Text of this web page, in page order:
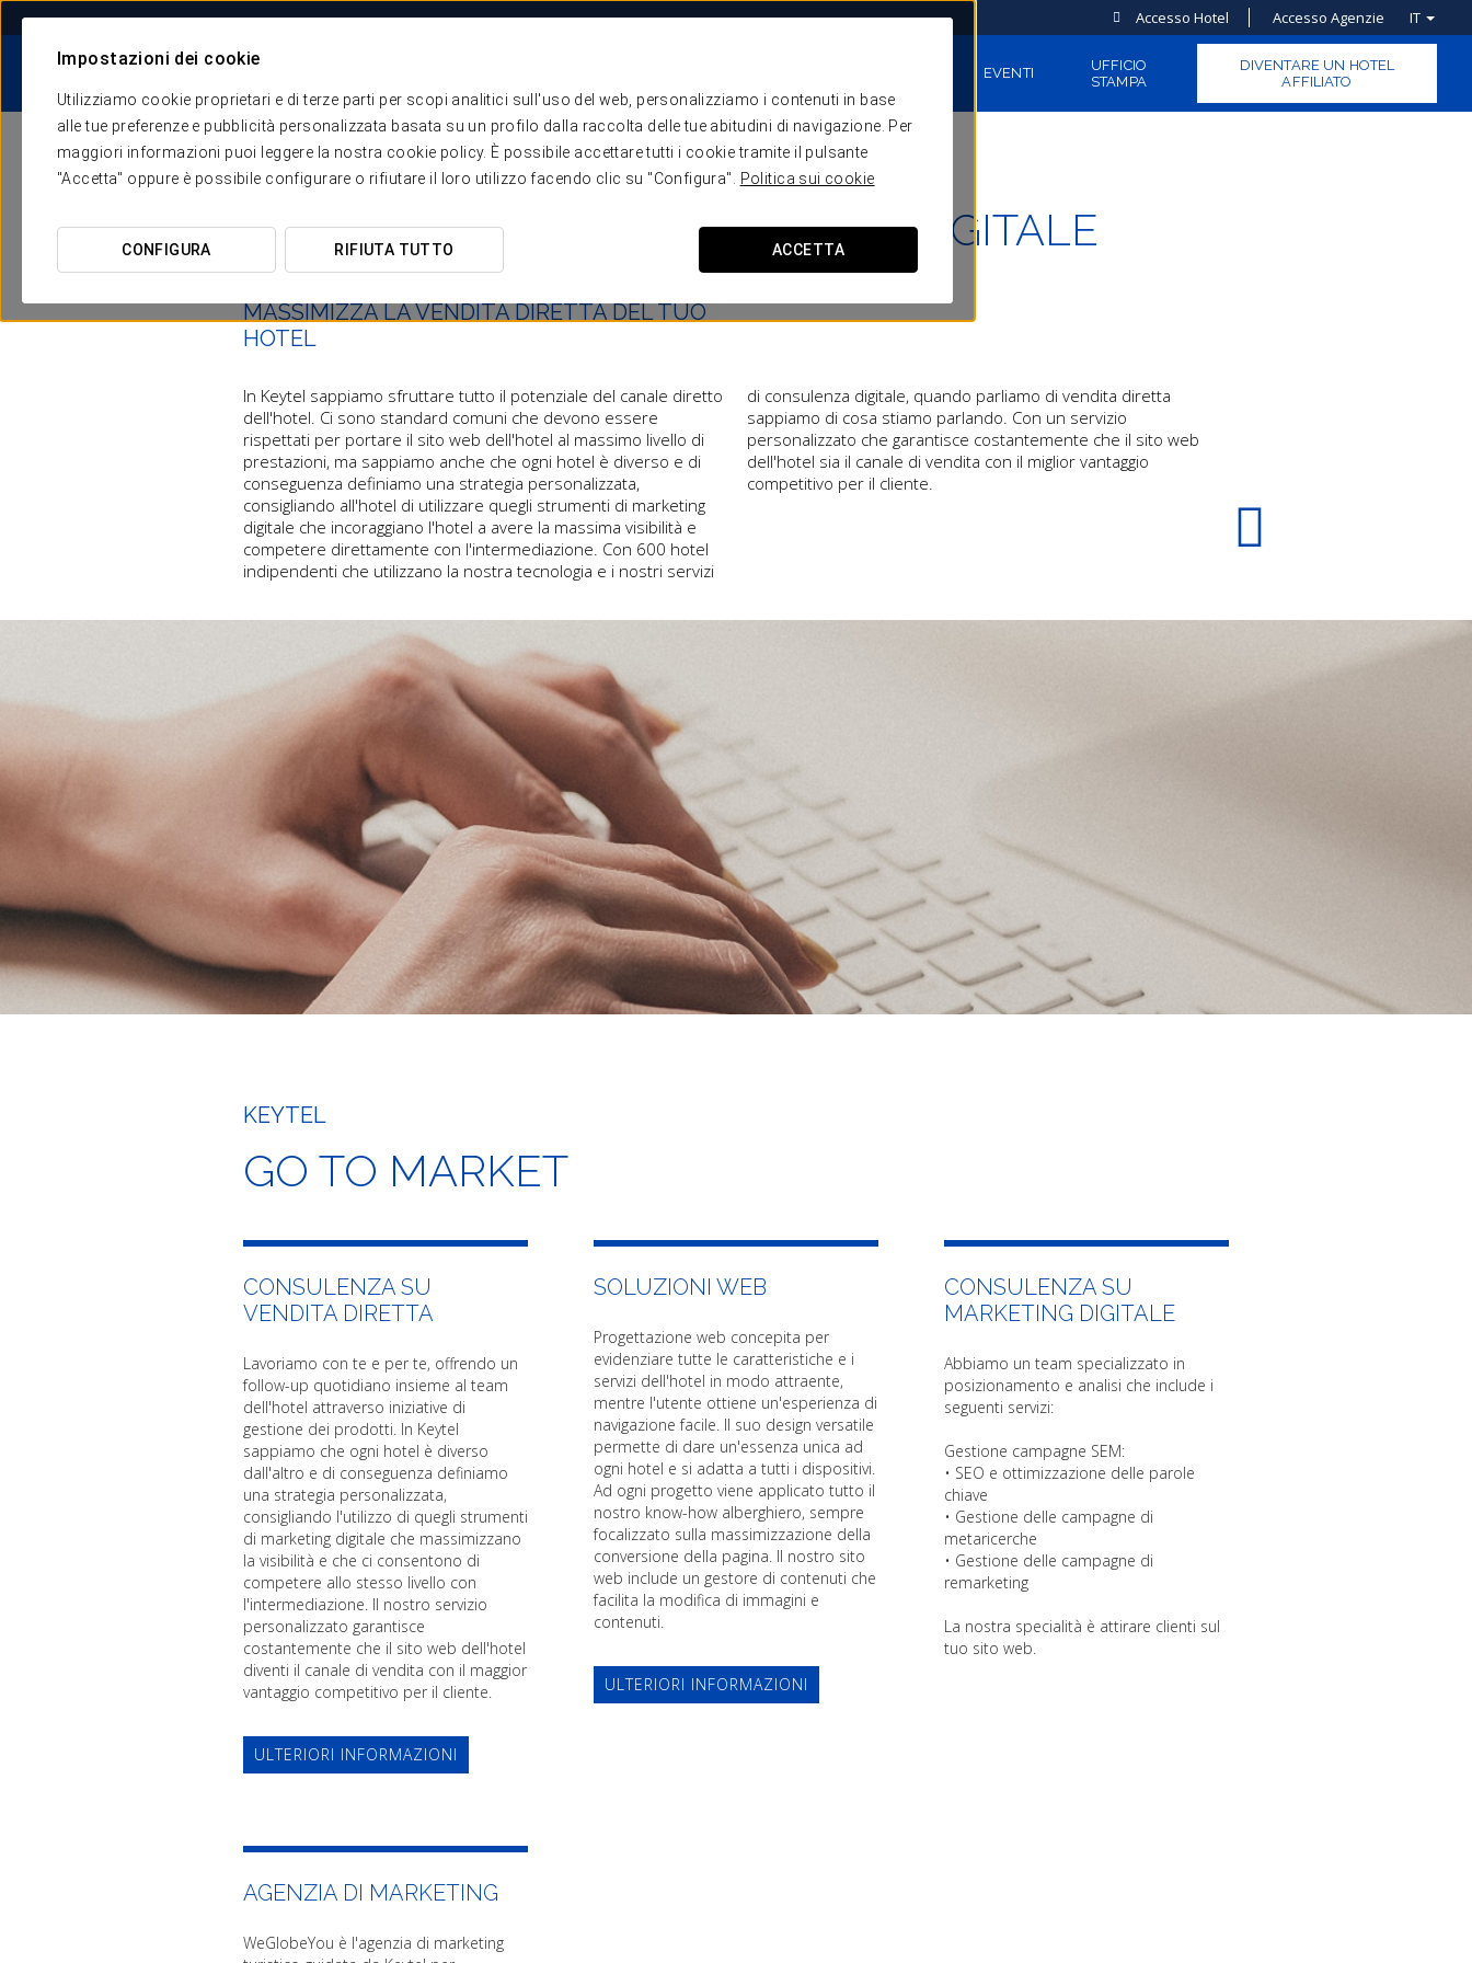
Impostazioni dei cookie
Utilizziamo cookie proprietari e di terze parti per scopi analitici sull'uso del web, personalizziamo i contenuti in base
alle tue preferenze e pubblicità personalizzata basata su un profilo dalla raccolta delle tue abitudini di navigazione. Per
maggiori informazioni puoi leggere la nostra cookie policy. È possibile accettare tutti i cookie tramite il pulsante
"Accetta" oppure è possibile configurare o rifiutare il loro utilizzo facendo clic su "Configura".
Politica sui cookie
CONFIGURA RIFIUTA TUTTO ACCETTA
Accesso Hotel Accesso Agenzie IT
Commercializzazione e vendite
Formazione
Tecnologia
Marketing e comunicazione
Sostenibilità
EVENTI
UFFICIO
STAMPA
DIVENTARE UN HOTEL
AFFILIATO
SERVIZI
CANALE DIRETTO E STRATEGIA DIGITALE
MASSIMIZZA LA VENDITA DIRETTA DEL TUO
HOTEL
In Keytel sappiamo sfruttare tutto il potenziale del canale diretto
dell'hotel. Ci sono standard comuni che devono essere
rispettati per portare il sito web dell'hotel al massimo livello di
prestazioni, ma sappiamo anche che ogni hotel è diverso e di
conseguenza definiamo una strategia personalizzata,
consigliando all'hotel di utilizzare quegli strumenti di marketing
digitale che incoraggiano l'hotel a avere la massima visibilità e
competere direttamente con l'intermediazione. Con 600 hotel
indipendenti che utilizzano la nostra tecnologia e i nostri servizi
di consulenza digitale, quando parliamo di vendita diretta
sappiamo di cosa stiamo parlando. Con un servizio
personalizzato che garantisce costantemente che il sito web
dell'hotel sia il canale di vendita con il miglior vantaggio
competitivo per il cliente.
KEYTEL
GO TO MARKET
CONSULENZA SU
VENDITA DIRETTA
Lavoriamo con te e per te, offrendo un
follow-up quotidiano insieme al team
dell'hotel attraverso iniziative di
gestione dei prodotti. In Keytel
sappiamo che ogni hotel è diverso
dall'altro e di conseguenza definiamo
una strategia personalizzata,
consigliando l'utilizzo di quegli strumenti
di marketing digitale che massimizzano
la visibilità e che ci consentono di
competere allo stesso livello con
l'intermediazione. Il nostro servizio
personalizzato garantisce
costantemente che il sito web dell'hotel
diventi il canale di vendita con il maggior
vantaggio competitivo per il cliente.
ULTERIORI INFORMAZIONI
SOLUZIONI WEB
Progettazione web concepita per
evidenziare tutte le caratteristiche e i
servizi dell'hotel in modo attraente,
mentre l'utente ottiene un'esperienza di
navigazione facile. Il suo design versatile
permette di dare un'essenza unica ad
ogni hotel e si adatta a tutti i dispositivi.
Ad ogni progetto viene applicato tutto il
nostro know-how alberghiero, sempre
focalizzato sulla massimizzazione della
conversione della pagina. Il nostro sito
web include un gestore di contenuti che
facilita la modifica di immagini e
contenuti.
ULTERIORI INFORMAZIONI
CONSULENZA SU
MARKETING DIGITALE
Abbiamo un team specializzato in
posizionamento e analisi che include i
seguenti servizi:
Gestione campagne SEM:
• SEO e ottimizzazione delle parole
chiave
• Gestione delle campagne di
metaricerche
• Gestione delle campagne di
remarketing
La nostra specialità è attirare clienti sul
tuo sito web.
AGENZIA DI MARKETING
WeGlobeYou è l'agenzia di marketing